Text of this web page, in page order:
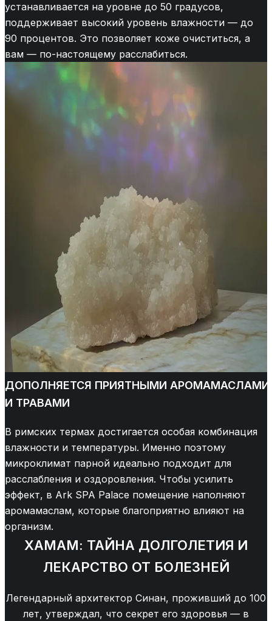
устанавливается на уровне до 50 градусов,
поддерживает высокий уровень влажности — до
90 процентов. Это позволяет коже очиститься, а
вам — по-настоящему расслабиться.
ДОПОЛНЯЕТСЯ ПРИЯТНЫМИ АРОМАМАСЛАМИ
И ТРАВАМИ
В римских термах достигается особая комбинация
влажности и температуры. Именно поэтому
микроклимат парной идеально подходит для
расслабления и оздоровления. Чтобы усилить
эффект, в Ark SPA Palace помещение наполняют
аромамаслам, которые благоприятно влияют на
организм.
ХАМАМ: ТАЙНА ДОЛГОЛЕТИЯ И
ЛЕКАРСТВО ОТ БОЛЕЗНЕЙ
Легендарный архитектор Синан, проживший до 100
лет, утверждал, что секрет его здоровья — в